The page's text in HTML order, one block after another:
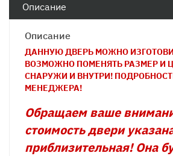
Описание
Описание
ДАННУЮ ДВЕРЬ МОЖНО
ВОЗМОЖНО ПОМЕНЯТЬ РАЗМЕР И
СНАРУЖИ И ВНУТРИ!
МЕНЕДЖЕРА!
Обращаем ваше
стоимость двери
приблизительная! Она